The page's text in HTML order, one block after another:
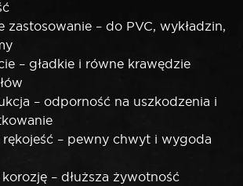
zastosowanie – do PVC, wykładzin,
– gładkie i równe krawędzie
– odporność na uszkodzenia i
rękojeść – pewny chwyt i wygoda
– dłuższa żywotność